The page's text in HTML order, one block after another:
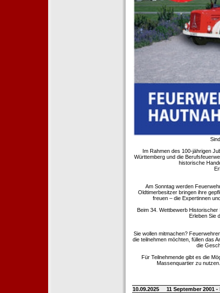
Im Rahmen des 100-jährigen
Württemberg und die
historische
Am Sonntag werden
Oldtimerbesitzer bringen ihre
freuen – die Expertinnen
Beim 34. Wettbewerb
Erleben Sie
Sie wollen mitmachen?
die teilnehmen möchten, füllen das
die
Für Teilnehmende gibt es die
Massenquartier zu
10.09.2025
11 September 2001